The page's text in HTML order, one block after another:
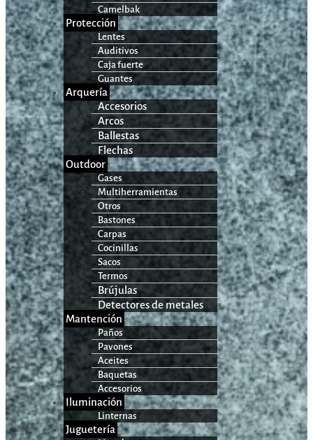
Camelbak
Protección
Lentes
Auditivos
Caja fuerte
Guantes
Arquería
Accesorios
Arcos
Ballestas
Flechas
Outdoor
Gases
Multiherramientas
Otros
Bastones
Carpas
Cocinillas
Sacos
Termos
Brújulas
Detectores de metales
Mantención
Paños
Pavones
Aceites
Baquetas
Accesorios
Iluminación
Linternas
Juguetería